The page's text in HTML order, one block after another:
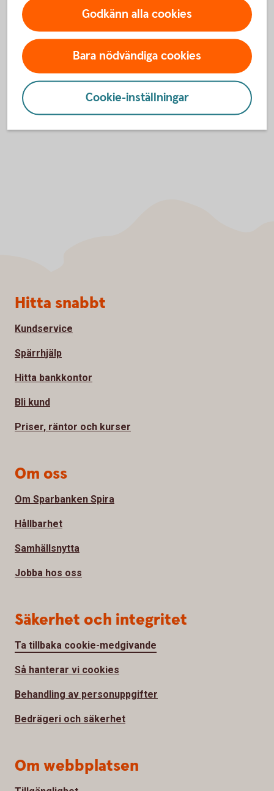
skapar åt dig.
NID för länder inom EU/EES
NID för länder utanför EU/EES
Godkänn alla cookies
Bara nödvändiga cookies
Cookie-inställningar
Sidfot
Hitta snabbt
Kundservice
Spärrhjälp
Hitta bankkontor
Bli kund
Priser, räntor och kurser
Om oss
Om Sparbanken Spira
Hållbarhet
Samhällsnytta
Jobba hos oss
Säkerhet och integritet
Ta tillbaka cookie-medgivande
Så hanterar vi cookies
Behandling av personuppgifter
Bedrägeri och säkerhet
Om webbplatsen